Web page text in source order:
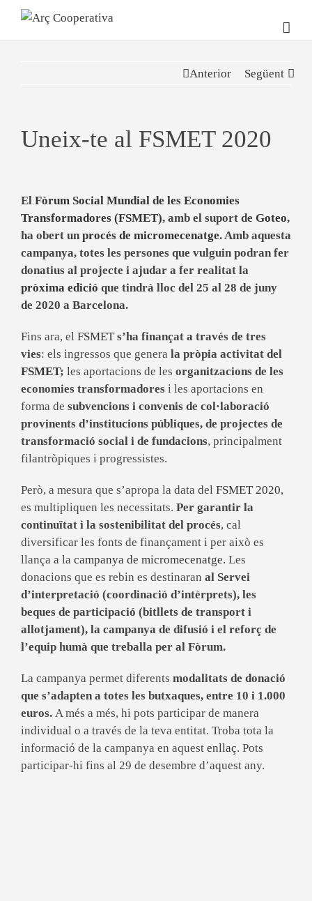
Anterior Següent
Uneix-te al FSMET 2020
El Fòrum Social Mundial de les Economies
Transformadores (FSMET), amb el suport de Goteo,
ha obert un procés de micromecenatge. Amb aquesta
campanya, totes les persones que vulguin podran fer
donatius al projecte i ajudar a fer realitat la
pròxima edició que tindrà lloc del 25 al 28 de juny
de 2020 a Barcelona.
Fins ara, el FSMET s’ha finançat a través de tres
vies: els ingressos que genera la pròpia activitat del
FSMET; les aportacions de les organitzacions de les
economies transformadores i les aportacions en
forma de subvencions i convenis de col·laboració
provinents d’institucions públiques, de projectes de
transformació social i de fundacions, principalment
filantròpiques i progressistes.
Però, a mesura que s’apropa la data del FSMET 2020,
es multipliquen les necessitats. Per garantir la
continuïtat i la sostenibilitat del procés, cal
diversificar les fonts de finançament i per això es
llança a la campanya de micromecenatge. Les
donacions que es rebin es destinaran al Servei
d’interpretació (coordinació d’intèrprets), les
beques de participació (bitllets de transport i
allotjament), la campanya de difusió i el reforç de
l’equip humà que treballa per al Fòrum.
La campanya permet diferents modalitats de donació
que s’adapten a totes les butxaques, entre 10 i 1.000
euros. A més a més, hi pots participar de manera
individual o a través de la teva entitat. Troba tota la
informació de la campanya en aquest enllaç. Pots
participar-hi fins al 29 de desembre d’aquest any.